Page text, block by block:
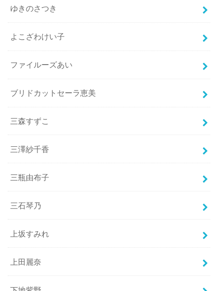
ゆきのさつき
よこざわけい子
ファイルーズあい
ブリドカットセーラ恵美
三森すずこ
三澤紗千香
三瓶由布子
三石琴乃
上坂すみれ
上田麗奈